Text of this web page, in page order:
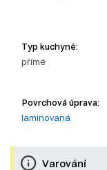
Typ kuchyně:
přímé
Povrchová úprava:
laminovaná
Varování